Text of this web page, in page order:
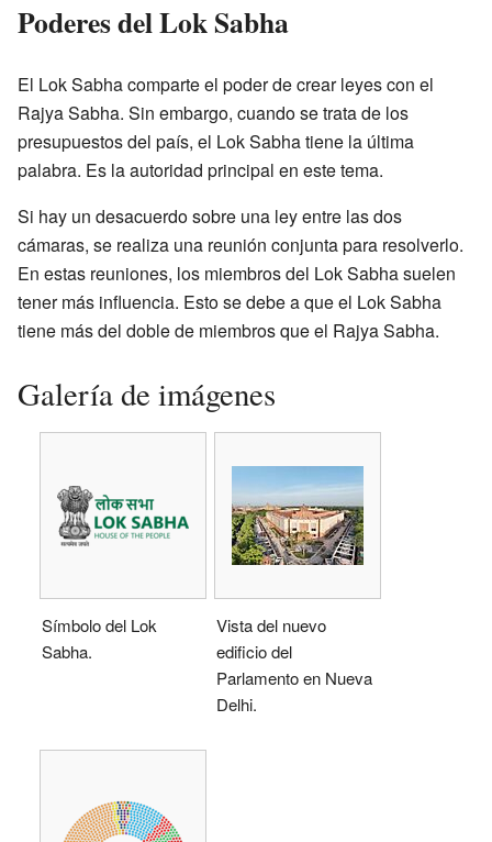
Poderes del Lok Sabha
El Lok Sabha comparte el poder de crear leyes con el
Rajya Sabha. Sin embargo, cuando se trata de los
presupuestos del país, el Lok Sabha tiene la última
palabra. Es la autoridad principal en este tema.
Si hay un desacuerdo sobre una ley entre las dos
cámaras, se realiza una reunión conjunta para resolverlo.
En estas reuniones, los miembros del Lok Sabha suelen
tener más influencia. Esto se debe a que el Lok Sabha
tiene más del doble de miembros que el Rajya Sabha.
Galería de imágenes
Símbolo del Lok
Sabha.
Vista del nuevo
edificio del
Parlamento en Nueva
Delhi.